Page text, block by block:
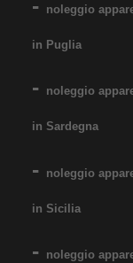
noleggio
in Puglia
noleggio
in Sardegna
noleggio
in Sicilia
noleggio